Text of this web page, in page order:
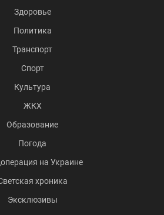
Здоровье
Политика
Транспорт
Спорт
Культура
ЖКХ
Образование
Погода
на Украине
хроника
Эксклюзивы